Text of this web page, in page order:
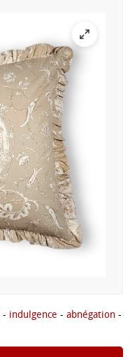
- indulgence - abnégation -